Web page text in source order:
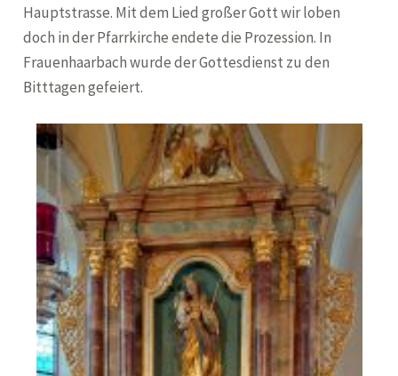
Hauptstrasse. Mit dem Lied großer Gott wir loben
doch in der Pfarrkirche endete die Prozession. In
Frauenhaarbach wurde der Gottesdienst zu den
Bitttagen gefeiert.